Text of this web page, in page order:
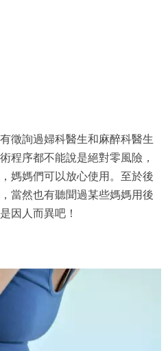
徵詢過婦科醫生和麻醉科醫生
程序都不能說是絕對零風險，
媽媽們可以放心使用。至於後
當然也有聽聞過某些媽媽用後
因人而異吧！